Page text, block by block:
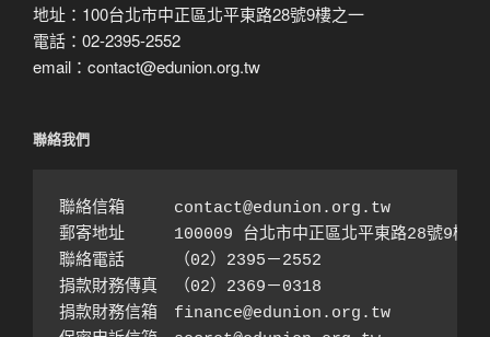
地址：100台北市中正區北平東路28號9樓之一
電話：02-2395-2552
email：contact@edunion.org.tw
聯絡我們
聯絡信箱　　　contact@edunion.org.tw
郵寄地址　　　100009 台北市中正區北平東路28號9樓之
聯絡電話　　　（02）2395－2552
捐款財務傳真　（02）2369－0318
捐款財務信箱　finance@edunion.org.tw